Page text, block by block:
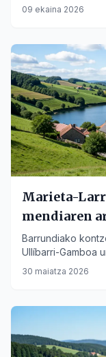
jasotzeko.
09 ekaina 2026
Marieta-
mendiaren
Barrundiako
Ullíbarri-Gamboa
30 maiatza 2026